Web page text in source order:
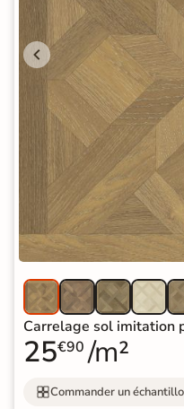
Carrelage sol imitation
25€90 /m²
Commander un